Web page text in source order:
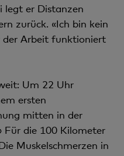
legt er Distanzen
zurück. «Ich bin kein
der Arbeit funktioniert
Um 22 Uhr
ersten
mitten in der
Für die 100 Kilometer
Muskelschmerzen in